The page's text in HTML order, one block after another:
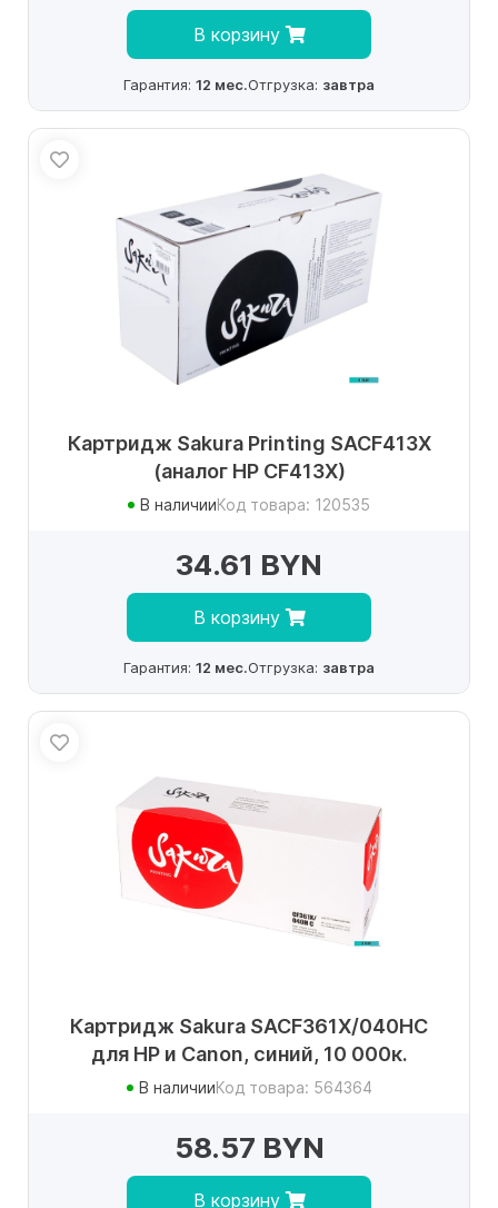
В корзину
Гарантия: 12 мес.Отгрузка: завтра
Картридж Sakura Printing SACF413X
(аналог HP CF413X)
В наличииКод товара: 120535
34.61 BYN
В корзину
Гарантия: 12 мес.Отгрузка: завтра
Картридж Sakura SACF361X/040HC
для HP и Canon, синий, 10 000к.
В наличииКод товара: 564364
58.57 BYN
В корзину